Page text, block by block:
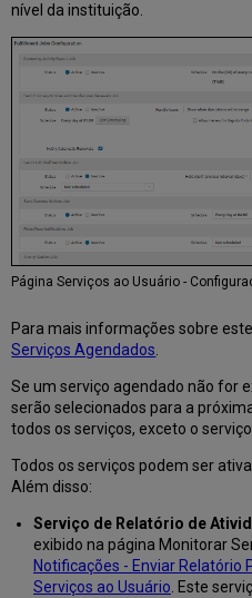
nível da instituição.
Página Serviços ao Usuário -
Para mais informações sobre
Serviços Agendados
Se um serviço agendado não for
serão selecionados para a
todos os serviços, exceto o
Todos os serviços podem ser
Além disso:
Serviço de Relatório de
exibido na página Monitorar
Notificações - Enviar Relatório
Serviços ao Usuário . Este